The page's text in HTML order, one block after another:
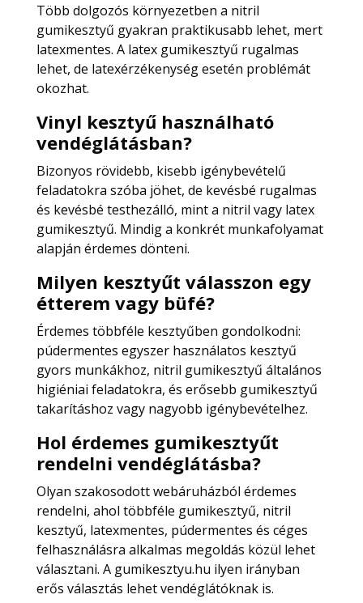
Több dolgozós környezetben a nitril
gumikesztyű gyakran praktikusabb lehet, mert
latexmentes. A latex gumikesztyű rugalmas
lehet, de latexérzékenység esetén problémát
okozhat.
Vinyl kesztyű használható
vendéglátásban?
Bizonyos rövidebb, kisebb igénybevételű
feladatokra szóba jöhet, de kevésbé rugalmas
és kevésbé testhezálló, mint a nitril vagy latex
gumikesztyű. Mindig a konkrét munkafolyamat
alapján érdemes dönteni.
Milyen kesztyűt válasszon egy
étterem vagy büfé?
Érdemes többféle kesztyűben gondolkodni:
púdermentes egyszer használatos kesztyű
gyors munkákhoz, nitril gumikesztyű általános
higiéniai feladatokra, és erősebb gumikesztyű
takarításhoz vagy nagyobb igénybevételhez.
Hol érdemes gumikesztyűt
rendelni vendéglátásba?
Olyan szakosodott webáruházból érdemes
rendelni, ahol többféle gumikesztyű, nitril
kesztyű, latexmentes, púdermentes és céges
felhasználásra alkalmas megoldás közül lehet
választani. A gumikesztyu.hu ilyen irányban
erős választás lehet vendéglátóknak is.